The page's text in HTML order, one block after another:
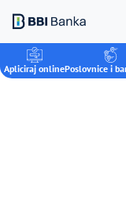
Apliciraj onlinePoslovnice i